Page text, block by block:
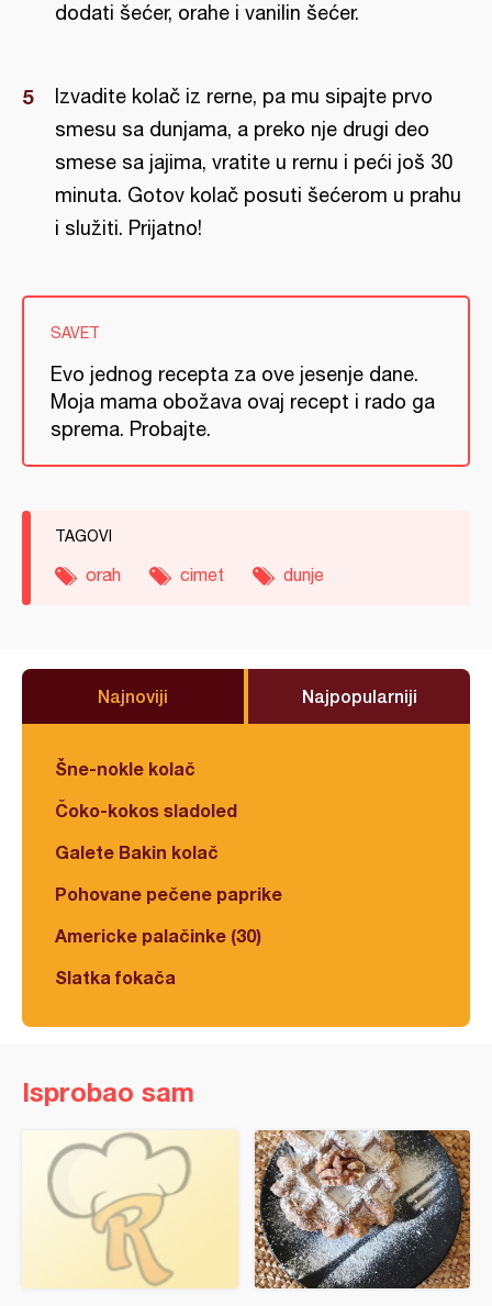
dodati šećer, orahe i vanilin šećer.
Izvadite kolač iz rerne, pa mu sipajte prvo
smesu sa dunjama, a preko nje drugi deo
smese sa jajima, vratite u rernu i peći još 30
minuta. Gotov kolač posuti šećerom u prahu
i služiti. Prijatno!
SAVET
Evo jednog recepta za ove jesenje dane.
Moja mama obožava ovaj recept i rado ga
sprema. Probajte.
TAGOVI
orah cimet dunje
Najnoviji Najpopularniji
Šne-nokle kolač
Čoko-kokos sladoled
Galete Bakin kolač
Pohovane pečene paprike
Americke palačinke (30)
Slatka fokača
Isprobao sam